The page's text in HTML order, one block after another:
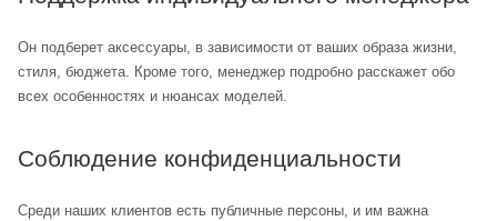
Он подберет аксессуары, в зависимости от ваших образа жизни,
стиля, бюджета. Кроме того, менеджер подробно расскажет обо
всех особенностях и нюансах моделей.
Соблюдение конфиденциальности
Среди наших клиентов есть публичные персоны, и им важна